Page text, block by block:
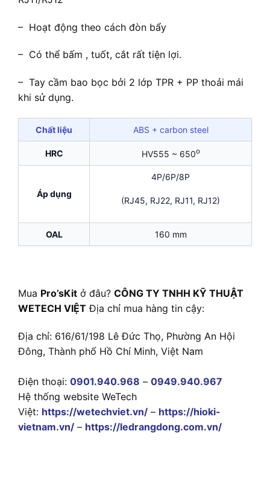
– Hoạt động theo cách đòn bẩy
– Có thể bấm , tuốt, cắt rất tiện lợi.
– Tay cầm bao bọc bởi 2 lớp TPR + PP thoải mái
khi sử dụng.
Chất liệu ABS + carbon steel
HRC HV555 ~ 650o
Áp dụng
4P/6P/8P
(RJ45, RJ22, RJ11, RJ12)
OAL 160 mm
Mua Pro’sKit ở đâu? CÔNG TY TNHH KỸ THUẬT
WETECH VIỆT Địa chỉ mua hàng tin cậy:
Địa chỉ: 616/61/198 Lê Đức Thọ, Phường An Hội
Đông, Thành phố Hồ Chí Minh, Việt Nam
Điện thoại: 0901.940.968 – 0949.940.967
Hệ thống website WeTech
Việt: https://wetechviet.vn/ – https://hioki-
vietnam.vn/ – https://ledrangdong.com.vn/